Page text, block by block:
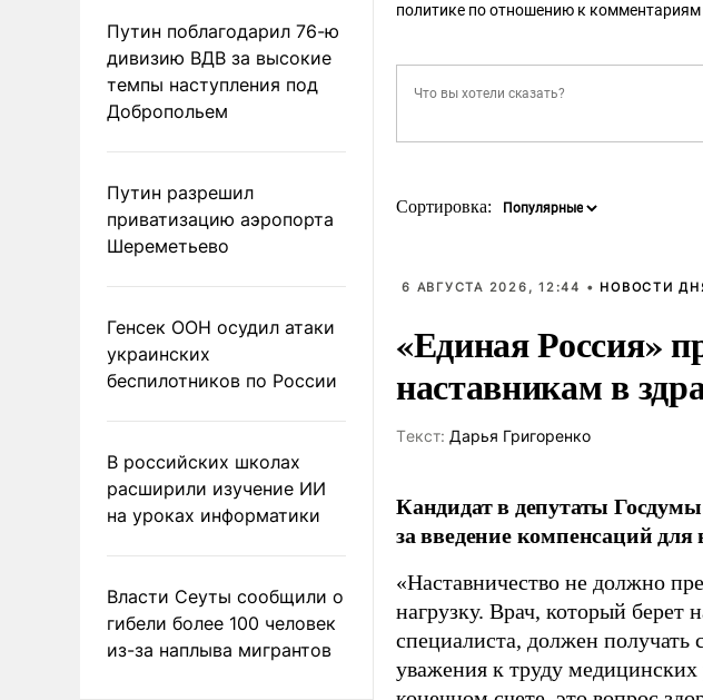
Путин поблагодарил 76-ю
дивизию ВДВ за высокие
темпы наступления под
Добропольем
Путин разрешил
приватизацию аэропорта
Шереметьево
Генсек ООН осудил атаки
украинских
беспилотников по России
В российских школах
расширили изучение ИИ
на уроках информатики
Власти Сеуты сообщили о
гибели более 100 человек
из-за наплыва мигрантов
политике по отношению к комментариям
Сортировка:
6 АВГУСТА 2026, 12:44 • НОВОСТИ
«Единая Россия»
наставникам в
Tекст: Дарья Григоренко
Кандидат в депутаты
за введение компенсаций
«Наставничество не должно
нагрузку. Врач, который берет
специалиста, должен получать
уважения к труду медицинских